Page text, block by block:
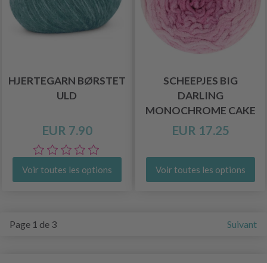
HJERTEGARN BØRSTET
ULD
EUR 7.90
Voir toutes les options
SCHEEPJES BIG
DARLING
MONOCHROME CAKE
EUR 17.25
Voir toutes les options
Page 1 de 3 Suivant